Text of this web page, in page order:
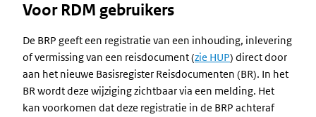
Voor RDM gebruikers
De BRP geeft een registratie van een inhouding, inlevering
of vermissing van een reisdocument (zie HUP) direct door
aan het nieuwe Basisregister Reisdocumenten (BR). In het
BR wordt deze wijziging zichtbaar via een melding. Het
kan voorkomen dat deze registratie in de BRP achteraf